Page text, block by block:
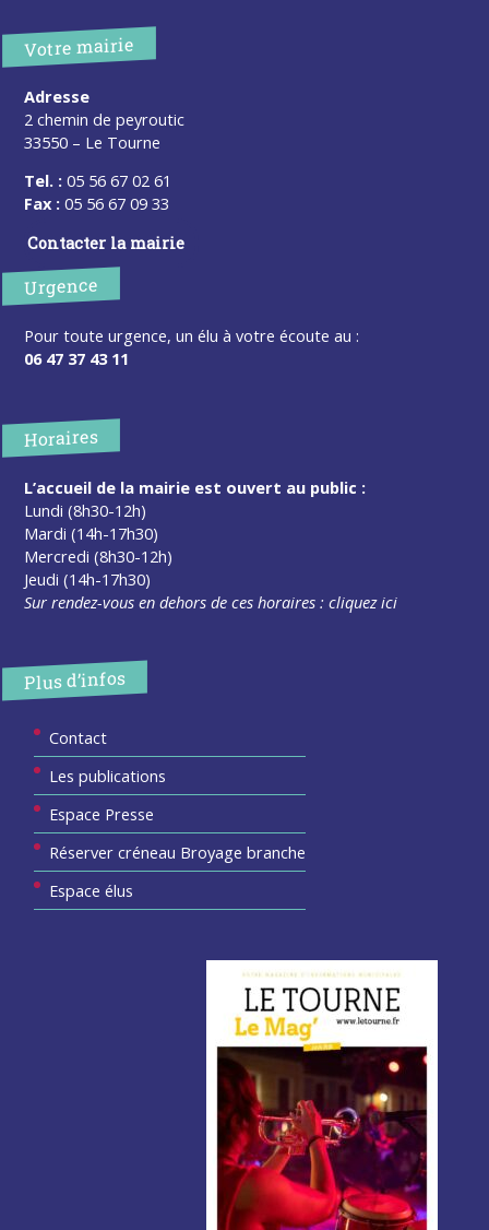
Votre mairie
Adresse
2 chemin de peyroutic
33550 – Le Tourne
Tel. : 05 56 67 02 61
Fax : 05 56 67 09 33
Contacter la mairie
Urgence
Pour toute urgence, un élu à votre écoute au :
06 47 37 43 11
Horaires
L’accueil de la mairie est ouvert au public :
Lundi (8h30-12h)
Mardi (14h-17h30)
Mercredi (8h30-12h)
Jeudi (14h-17h30)
Sur rendez-vous en dehors de ces horaires :cliquez ici
Plus d’infos
Contact
Les publications
Espace Presse
Réserver créneau Broyage branche
Espace élus